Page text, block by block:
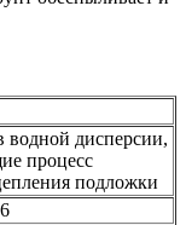
дисперсии,
процесс
подложки